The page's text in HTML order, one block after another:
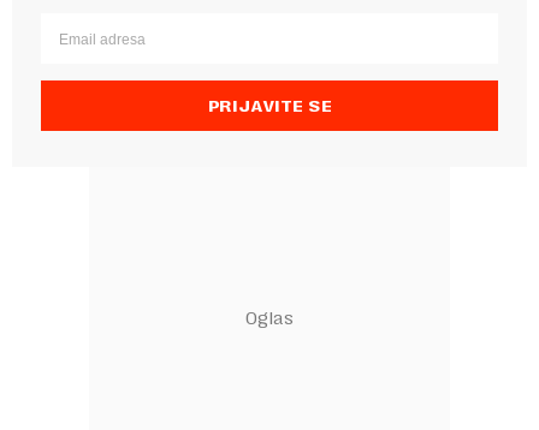
PRIJAVITE SE